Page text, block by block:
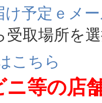
け予定ｅメ
受取場所を
こちら
等の店